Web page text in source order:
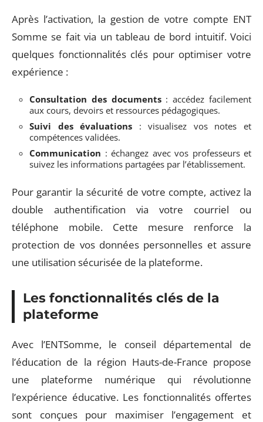
Après l’activation, la gestion de votre compte ENT
Somme se fait via un tableau de bord intuitif. Voici
quelques fonctionnalités clés pour optimiser votre
expérience :
Consultation des documents: accédez facilement
aux cours, devoirs et ressources pédagogiques.
Suivi des évaluations : visualisez vos notes et
compétences validées.
Communication : échangez avec vos professeurs et
suivez les informations partagées par l’établissement.
Pour garantir la sécurité de votre compte, activez la
double authentification via votre courriel ou
téléphone mobile. Cette mesure renforce la
protection de vos données personnelles et assure
une utilisation sécurisée de la plateforme.
Les fonctionnalités clés de la
plateforme
Avec l’ENTSomme, le conseil départemental de
l’éducation de la région Hauts-de-France propose
une plateforme numérique qui révolutionne
l’expérience éducative. Les fonctionnalités offertes
sont conçues pour maximiser l’engagement et